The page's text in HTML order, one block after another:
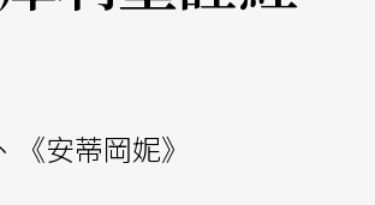
《安蒂岡妮》